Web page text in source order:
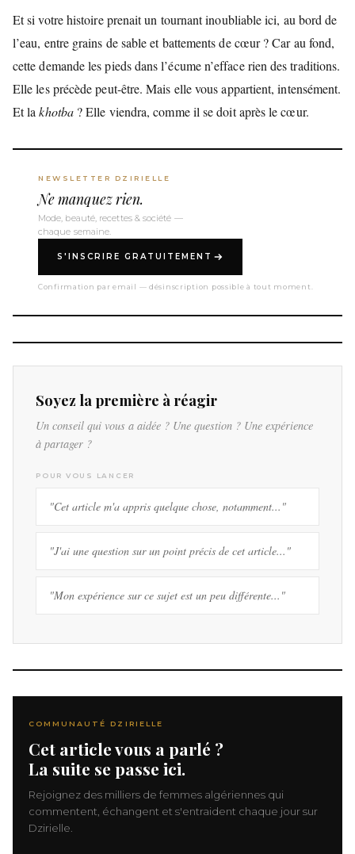
Et si votre histoire prenait un tournant inoubliable ici, au bord de
l’eau, entre grains de sable et battements de cœur ? Car au fond,
cette demande les pieds dans l’écume n’efface rien des traditions.
Elle les précède peut-être. Mais elle vous appartient, intensément.
Et lakhotba? Elle viendra, comme il se doit après le cœur.
NEWSLETTER DZIRIELLE
Ne manquez rien.
Mode, beauté, recettes & société —
chaque semaine.
S'INSCRIRE GRATUITEMENT
Confirmation par email — désinscription possible à tout moment.
Soyez la première à réagir
Un conseil qui vous a aidée ? Une question ? Une expérience
à partager ?
POUR VOUS LANCER
"Cet article m'a appris quelque chose, notamment..."
"J'ai une question sur un point précis de cet article..."
"Mon expérience sur ce sujet est un peu différente..."
COMMUNAUTÉ DZIRIELLE
Cet article vous a parlé ?
La suite se passe ici.
Rejoignez des milliers de femmes algériennes qui
commentent, échangent et s'entraident chaque jour sur
Dzirielle.